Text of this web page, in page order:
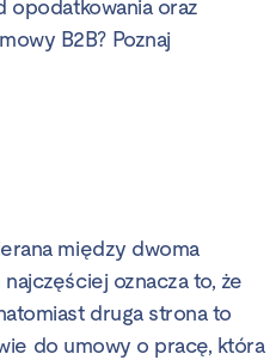
opodatkowania oraz
B2B? Poznaj
między dwoma
oznacza to, że
druga strona to
do umowy o pracę, która